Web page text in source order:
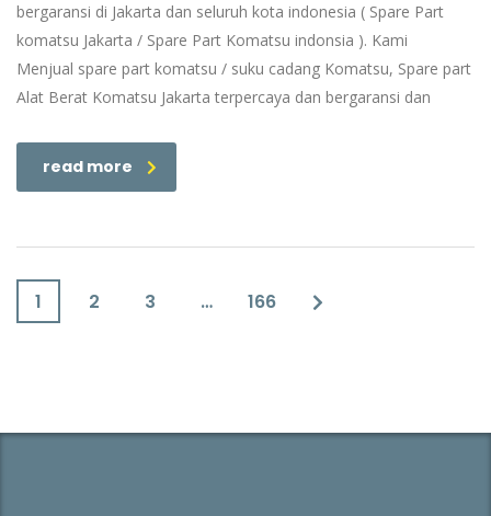
bergaransi di Jakarta dan seluruh kota indonesia ( Spare Part
komatsu Jakarta / Spare Part Komatsu indonsia ). Kami
Menjual spare part komatsu / suku cadang Komatsu, Spare part
Alat Berat Komatsu Jakarta terpercaya dan bergaransi dan
read more
1 2 3 … 166